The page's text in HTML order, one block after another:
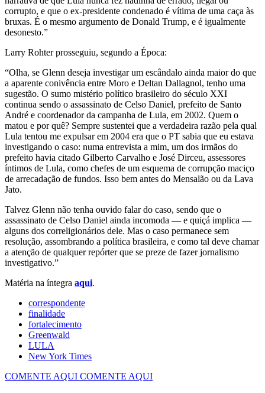
corrupto, e que o ex-presidente condenado é vítima de uma caça às
bruxas. É o mesmo argumento de Donald Trump, e é igualmente
desonesto.”
Larry Rohter prosseguiu, segundo a Época:
“Olha, se Glenn deseja investigar um escândalo ainda maior do que
a aparente conivência entre Moro e Deltan Dallagnol, tenho uma
sugestão. O sumo mistério político brasileiro do século XXI
continua sendo o assassinato de Celso Daniel, prefeito de Santo
André e coordenador da campanha de Lula, em 2002. Quem o
matou e por quê? Sempre sustentei que a verdadeira razão pela qual
Lula tentou me expulsar em 2004 era que o PT sabia que eu estava
investigando o caso: numa entrevista a mim, um dos irmãos do
prefeito havia citado Gilberto Carvalho e José Dirceu, assessores
íntimos de Lula, como chefes de um esquema de corrupção maciço
de arrecadação de fundos. Isso bem antes do Mensalão ou da Lava
Jato.
Talvez Glenn não tenha ouvido falar do caso, sendo que o
assassinato de Celso Daniel ainda incomoda — e quiçá implica —
alguns dos correligionários dele. Mas o caso permanece sem
resolução, assombrando a política brasileira, e como tal deve chamar
a atenção de qualquer repórter que se preze de fazer jornalismo
investigativo.”
Matéria na íntegra aqui.
correspondente
finalidade
fortalecimento
Greenwald
LULA
New York Times
COMENTE AQUI COMENTE AQUI